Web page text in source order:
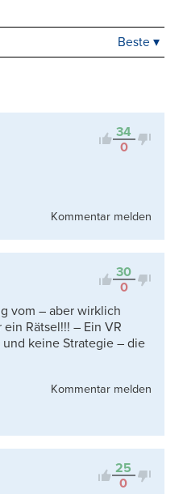
Kontrovers
Beste ▾
34
0
Kommentar melden
30
0
vom – aber wirklich
Rätsel!!! – Ein VR
keine Strategie – die
Kommentar melden
25
0